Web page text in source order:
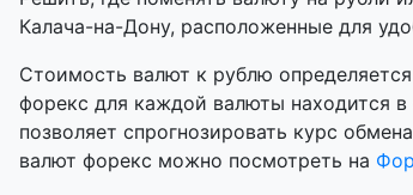
Калача-на-Дону, расположенные для
Стоимость валют к рублю
форекс для каждой валюты находится
позволяет спрогнозировать курс
валют форекс можно посмотреть на